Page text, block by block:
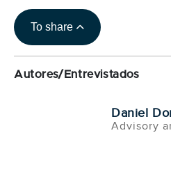
To share
Autores/Entrevistados
Daniel
Advisory